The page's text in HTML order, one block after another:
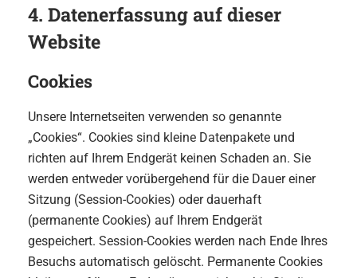
4. Datenerfassung auf dieser
Website
Cookies
Unsere Internetseiten verwenden so genannte
„Cookies“. Cookies sind kleine Datenpakete und
richten auf Ihrem Endgerät keinen Schaden an. Sie
werden entweder vorübergehend für die Dauer einer
Sitzung (Session-Cookies) oder dauerhaft
(permanente Cookies) auf Ihrem Endgerät
gespeichert. Session-Cookies werden nach Ende Ihres
Besuchs automatisch gelöscht. Permanente Cookies